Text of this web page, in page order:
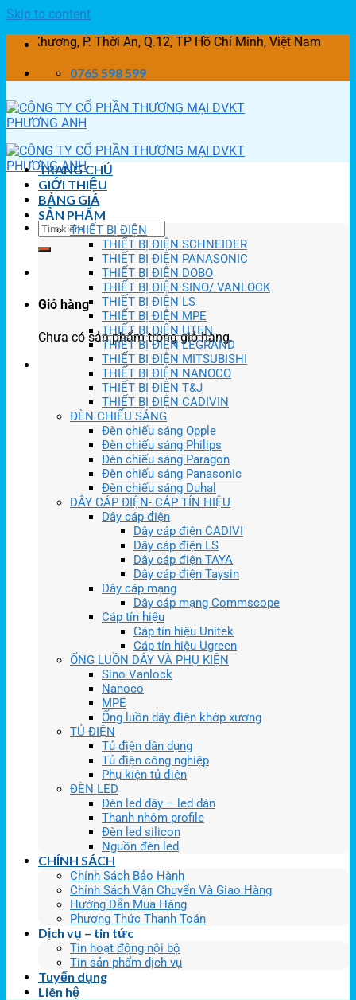
Skip to content
P. Thời An, Q.12, TP Hồ Chí Minh, Việt Nam
0765 598 599
Giỏ hàng
Chưa có sản phẩm trong giỏ hàng.
TRANG CHỦ
GIỚI THIỆU
BẢNG GIÁ
SẢN PHẨM
THIẾT BỊ ĐIỆN
THIẾT BỊ ĐIỆN SCHNEIDER
THIẾT BỊ ĐIỆN PANASONIC
THIẾT BỊ ĐIỆN DOBO
THIẾT BỊ ĐIỆN SINO/ VANLOCK
THIẾT BỊ ĐIỆN LS
THIẾT BỊ ĐIỆN MPE
THIẾT BỊ ĐIỆN UTEN
THIẾT BỊ ĐIỆN LEGRAND
THIẾT BỊ ĐIỆN MITSUBISHI
THIẾT BỊ ĐIỆN NANOCO
THIẾT BỊ ĐIỆN T&J
THIẾT BỊ ĐIỆN CADIVIN
ĐÈN CHIẾU SÁNG
Đèn chiếu sáng Opple
Đèn chiếu sáng Philips
Đèn chiếu sáng Paragon
Đèn chiếu sáng Panasonic
Đèn chiếu sáng Duhal
DÂY CÁP ĐIỆN- CÁP TÍN HIỆU
Dây cáp điện
Dây cáp điện CADIVI
Dây cáp điện LS
Dây cáp điện TAYA
Dây cáp điện Taysin
Dây cáp mạng
Dây cáp mạng Commscope
Cáp tín hiệu
Cáp tín hiệu Unitek
Cáp tín hiệu Ugreen
ỐNG LUỒN DÂY VÀ PHỤ KIỆN
Sino Vanlock
Nanoco
MPE
Ống luồn dây điện khớp xương
TỦ ĐIỆN
Tủ điện dân dụng
Tủ điện công nghiệp
Phụ kiện tủ điện
ĐÈN LED
Đèn led dây – led dán
Thanh nhôm profile
Đèn led silicon
Nguồn đèn led
CHÍNH SÁCH
Chính Sách Bảo Hành
Chính Sách Vận Chuyển Và Giao Hàng
Hướng Dẫn Mua Hàng
Phương Thức Thanh Toán
Dịch vụ – tin tức
Tin hoạt động nội bộ
Tin sản phẩm dịch vụ
Tuyển dụng
Liên hệ